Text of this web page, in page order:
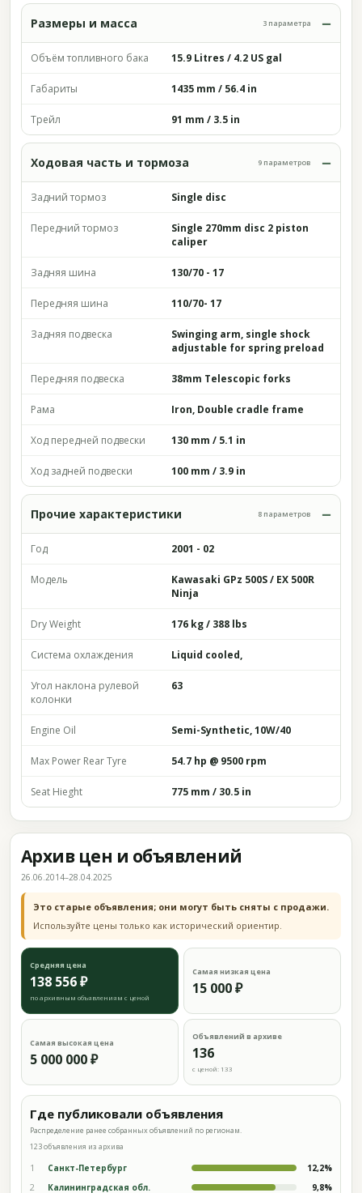
Размеры и масса 3 параметра
Объём топливного бака 15.9 Litres / 4.2 US gal
Габариты 1435 mm / 56.4 in
Трейл 91 mm / 3.5 in
Ходовая часть и тормоза 9 параметров
Задний тормоз Single disc
Передний тормоз
Single 270mm disc 2 piston
caliper
Задняя шина 130/70 - 17
Передняя шина 110/70- 17
Задняя подвеска
Swinging arm, single shock
adjustable for spring preload
Передняя подвеска 38mm Telescopic forks
Рама Iron, Double cradle frame
Ход передней подвески 130 mm / 5.1 in
Ход задней подвески 100 mm / 3.9 in
Прочие характеристики 8 параметров
Год 2001 - 02
Модель
Kawasaki GPz 500S / EX 500R
Ninja
Dry Weight 176 kg / 388 lbs
Система охлаждения Liquid cooled,
Угол наклона рулевой
колонки
63
Engine Oil Semi-Synthetic, 10W/40
Max Power Rear Tyre 54.7 hp @ 9500 rpm
Seat Hieght 775 mm / 30.5 in
Архив цен и объявлений
26.06.2014–28.04.2025
Это старые объявления; они могут быть сняты с продажи.
Используйте цены только как исторический ориентир.
Средняя цена
138 556 ₽
по архивным объявлениям с ценой
Самая низкая цена
15 000 ₽
Самая высокая цена
5 000 000 ₽
Объявлений в архиве
136
с ценой: 133
Где публиковали объявления
Распределение ранее собранных объявлений по регионам.
123 объявления из архива
1 Санкт-Петербург 12,2%
2 Калининградская обл. 9,8%